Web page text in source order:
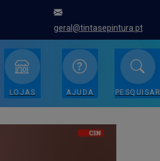
geral@tintasepintura.pt
LOJAS AJUDA PESQUISAR